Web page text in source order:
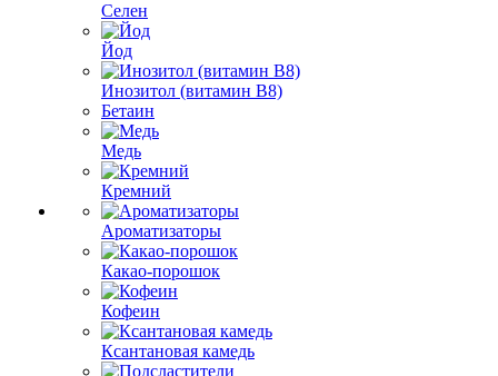
Селен
Йод
Инозитол (витамин B8)
Бетаин
Медь
Кремний
Ароматизаторы
Какао-порошок
Кофеин
Ксантановая камедь